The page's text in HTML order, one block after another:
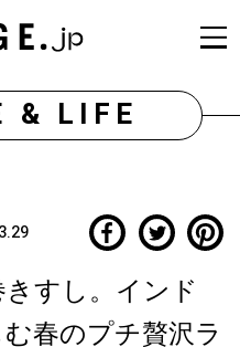
& LIFE
すし。インド
春のプチ贅沢ラ